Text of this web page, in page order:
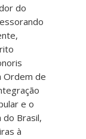
do
Ordem de
e o
Brasil,
à